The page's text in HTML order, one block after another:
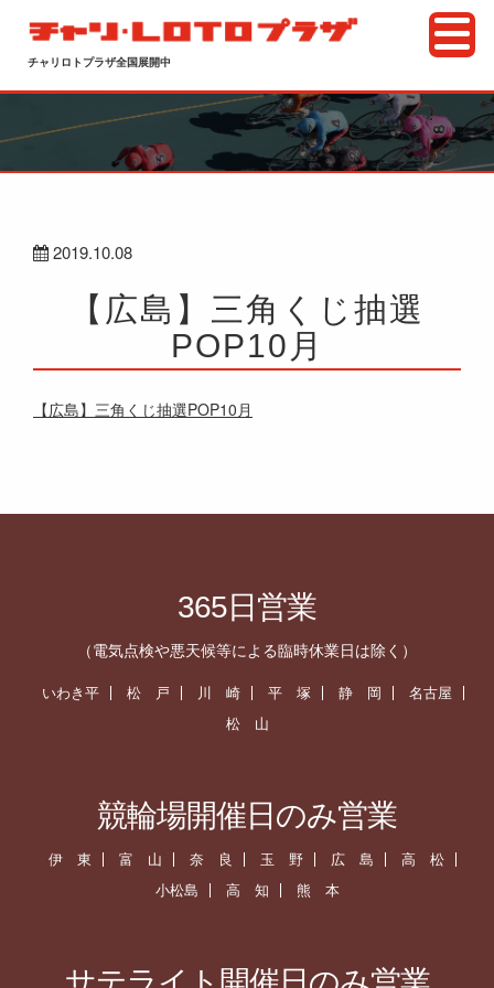
チャリロトプラザ全国展開中
2019.10.08
【広島】三角くじ抽選
POP10月
【広島】三角くじ抽選POP10月
365日営業
（電気点検や悪天候等による臨時休業日は除く）
いわき平 松 戸 川 崎 平 塚 静 岡
名古屋
松 山
競輪場開催日のみ営業
伊 東 富 山 奈 良 玉 野 広 島
高 松
小松島
高 知 熊 本